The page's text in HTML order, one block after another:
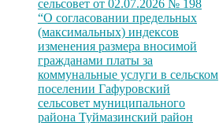
сельсовет от 02.07.2026 № 198
“О согласовании предельных
(максимальных) индексов
изменения размера вносимой
гражданами платы за
коммунальные услуги в сельском
поселении Гафуровский
сельсовет муниципального
района Туймазинский район